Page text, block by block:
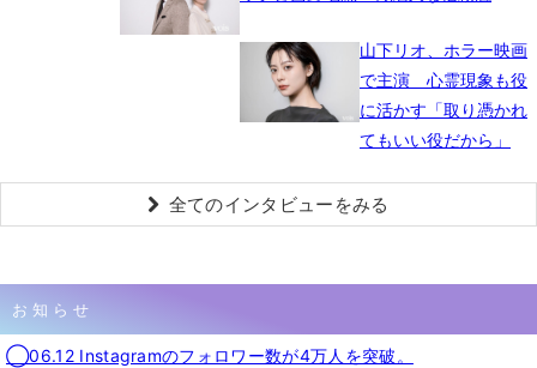
山下リオ、ホラー映画
で主演 心霊現象も役
に活かす「取り憑かれ
てもいい役だから」
全てのインタビューをみる
お知らせ
◯06.12 Instagramのフォロワー数が4万人を突破。